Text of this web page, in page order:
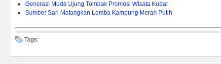
Generasi Muda Ujung Tombak Promosi Wisata Kubar
Sumber Sari Matangkan Lomba Kampung Merah Putih
Tags: